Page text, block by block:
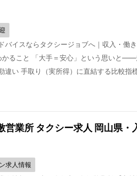
バイスならタクシージョブへ｜収入・働
かること 「大手＝安心」という思いと
違い 手取り（実所得）に直結する比較指
業所 タクシー求人 岡山県・
求人情報